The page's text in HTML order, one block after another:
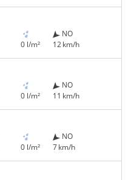
0 l/m²
NO
12 km/h
0 l/m²
NO
11 km/h
0 l/m²
NO
7 km/h